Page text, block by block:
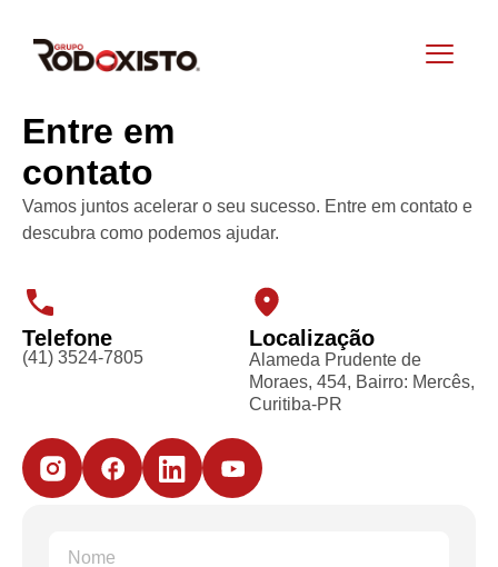
Entre em
contato
Vamos juntos acelerar o seu sucesso. Entre em contato e
descubra como podemos ajudar.
Telefone
(41) 3524-7805
Localização
Alameda Prudente de
Moraes, 454, Bairro: Mercês,
Curitiba-PR